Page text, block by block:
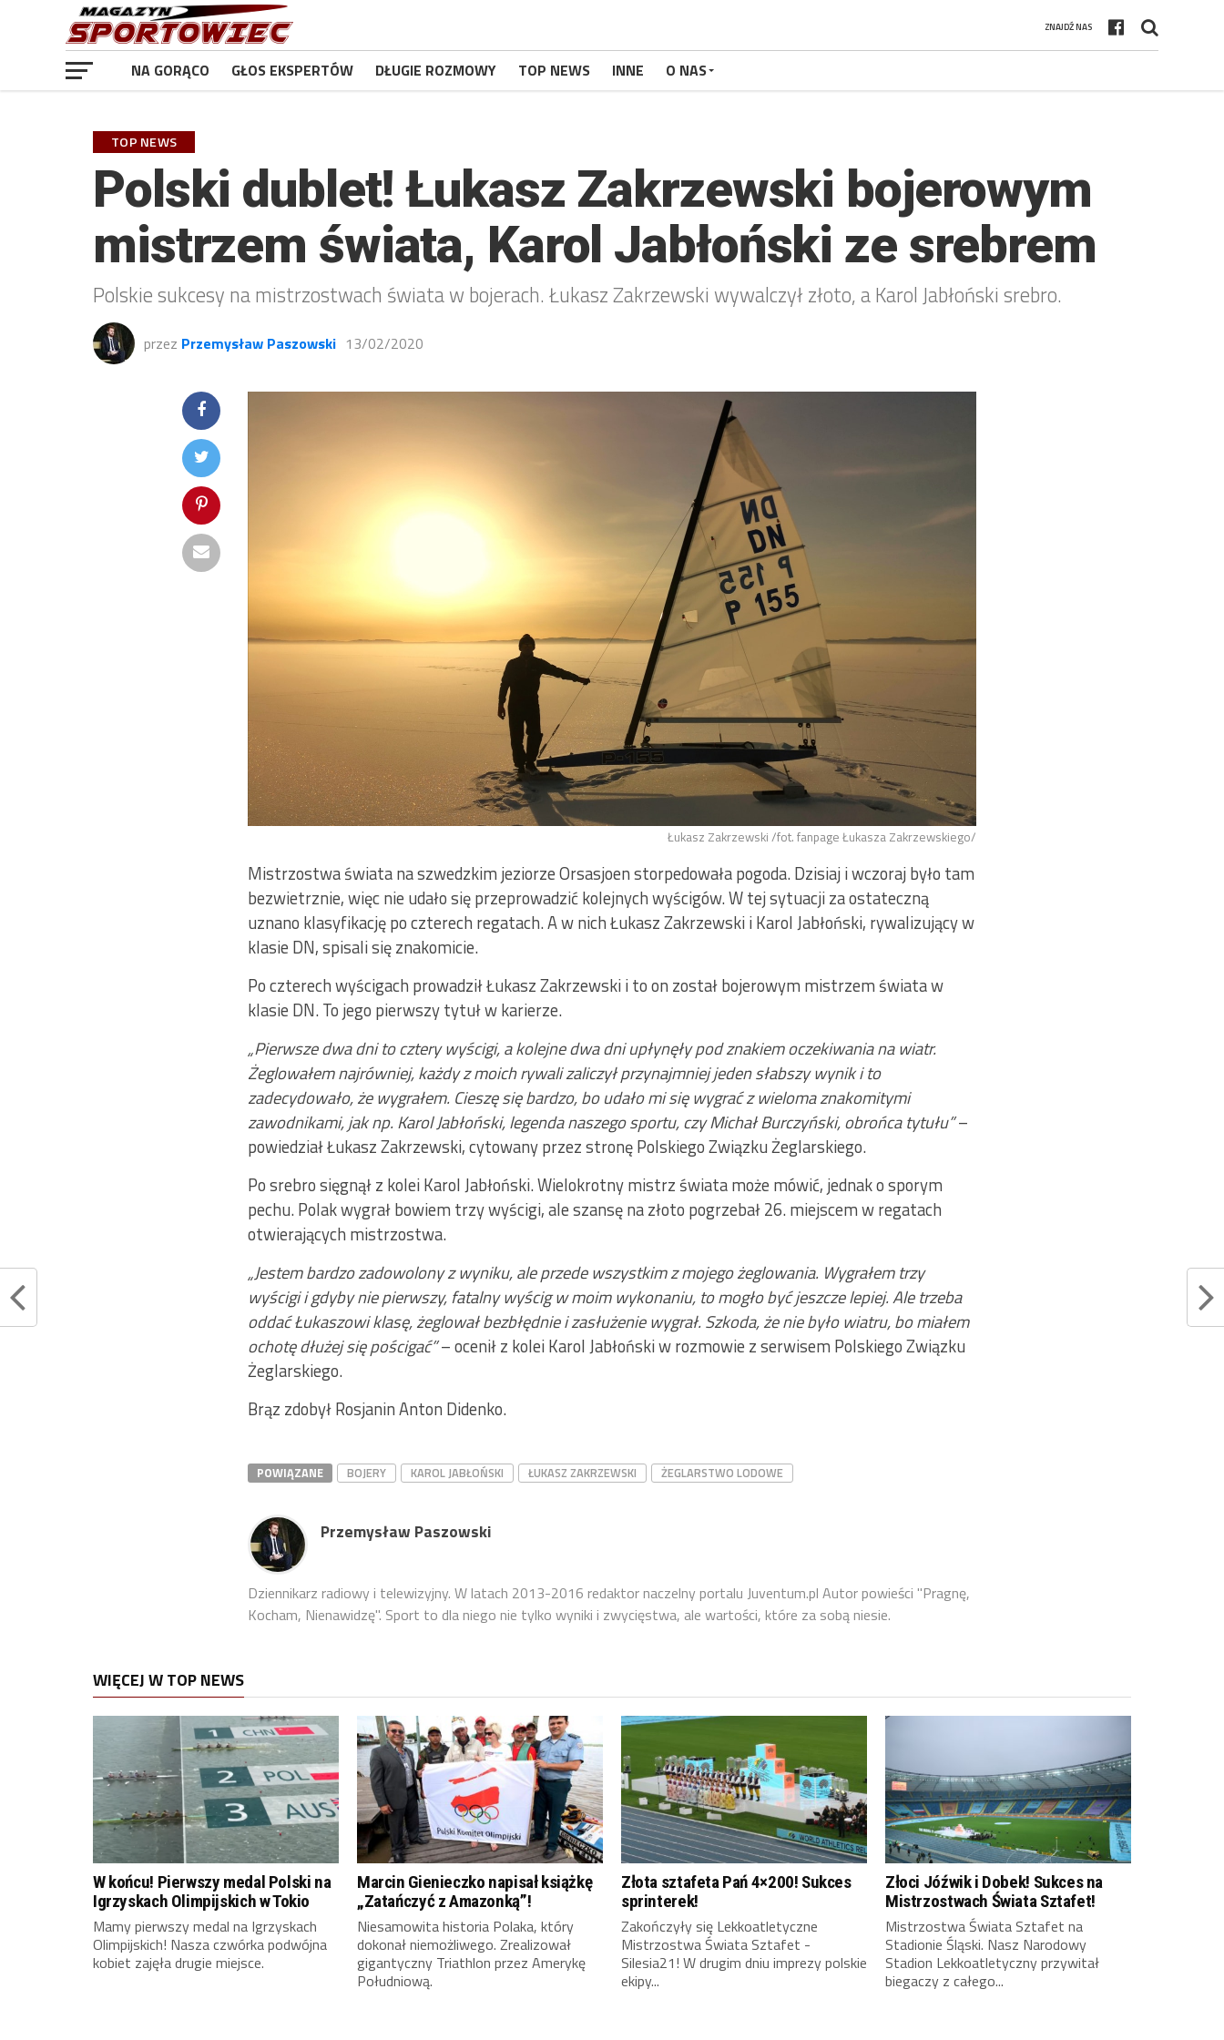
ZNAJDŹ NAS
NA GORĄCO GŁOS EKSPERTÓW DŁUGIE ROZMOWY TOP NEWS INNE O NAS
TOP NEWS
Polski dublet! Łukasz Zakrzewski bojerowym
mistrzem świata, Karol Jabłoński ze srebrem
Polskie sukcesy na mistrzostwach świata w bojerach. Łukasz Zakrzewski wywalczył złoto, a Karol Jabłoński srebro.
przez Przemysław Paszowski 13/02/2020
Łukasz Zakrzewski /fot. fanpage Łukasza Zakrzewskiego/
Mistrzostwa świata na szwedzkim jeziorze Orsasjoen storpedowała pogoda. Dzisiaj i wczoraj było tam
bezwietrznie, więc nie udało się przeprowadzić kolejnych wyścigów. W tej sytuacji za ostateczną
uznano klasyfikację po czterech regatach. A w nich Łukasz Zakrzewski i Karol Jabłoński, rywalizujący w
klasie DN, spisali się znakomicie.
Po czterech wyścigach prowadził Łukasz Zakrzewski i to on został bojerowym mistrzem świata w
klasie DN. To jego pierwszy tytuł w karierze.
„Pierwsze dwa dni to cztery wyścigi, a kolejne dwa dni upłynęły pod znakiem oczekiwania na wiatr.
Żeglowałem najrówniej, każdy z moich rywali zaliczył przynajmniej jeden słabszy wynik i to
zadecydowało, że wygrałem. Cieszę się bardzo, bo udało mi się wygrać z wieloma znakomitymi
zawodnikami, jak np. Karol Jabłoński, legenda naszego sportu, czy Michał Burczyński, obrońca tytułu”–
powiedział Łukasz Zakrzewski, cytowany przez stronę Polskiego Związku Żeglarskiego.
Po srebro sięgnął z kolei Karol Jabłoński. Wielokrotny mistrz świata może mówić, jednak o sporym
pechu. Polak wygrał bowiem trzy wyścigi, ale szansę na złoto pogrzebał 26. miejscem w regatach
otwierających mistrzostwa.
„Jestem bardzo zadowolony z wyniku, ale przede wszystkim z mojego żeglowania. Wygrałem trzy
wyścigi i gdyby nie pierwszy, fatalny wyścig w moim wykonaniu, to mogło być jeszcze lepiej. Ale trzeba
oddać Łukaszowi klasę, żeglował bezbłędnie i zasłużenie wygrał. Szkoda, że nie było wiatru, bo miałem
ochotę dłużej się pościgać”– ocenił z kolei Karol Jabłoński w rozmowie z serwisem Polskiego Związku
Żeglarskiego.
Brąz zdobył Rosjanin Anton Didenko.
POWIĄZANE BOJERY KAROL JABŁOŃSKI ŁUKASZ ZAKRZEWSKI ŻEGLARSTWO LODOWE
Przemysław Paszowski
Dziennikarz radiowy i telewizyjny. W latach 2013-2016 redaktor naczelny portalu Juventum.pl Autor powieści "Pragnę,
Kocham, Nienawidzę". Sport to dla niego nie tylko wyniki i zwycięstwa, ale wartości, które za sobą niesie.
WIĘCEJ W TOP NEWS
W końcu! Pierwszy medal Polski na
Igrzyskach Olimpijskich w Tokio
Mamy pierwszy medal na Igrzyskach
Olimpijskich! Nasza czwórka podwójna
kobiet zajęła drugie miejsce.
Marcin Gienieczko napisał książkę
„Zatańczyć z Amazonką”!
Niesamowita historia Polaka, który
dokonał niemożliwego. Zrealizował
gigantyczny Triathlon przez Amerykę
Południową.
Złota sztafeta Pań 4×200! Sukces
sprinterek!
Zakończyły się Lekkoatletyczne
Mistrzostwa Świata Sztafet -
Silesia21! W drugim dniu imprezy polskie
ekipy...
Złoci Jóźwik i Dobek! Sukces na
Mistrzostwach Świata Sztafet!
Mistrzostwa Świata Sztafet na
Stadionie Śląski. Nasz Narodowy
Stadion Lekkoatletyczny przywitał
biegaczy z całego...